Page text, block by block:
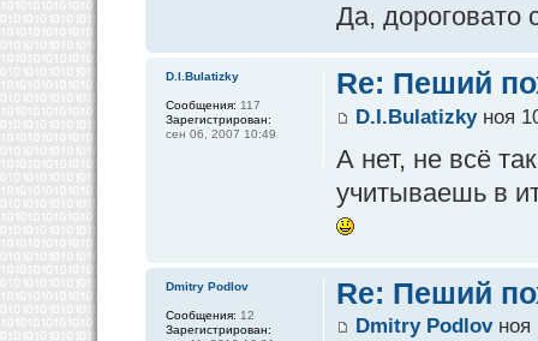
Да, дороговато
Re: Пеший
D.I.Bulatizkyноя
А нет, не всё
учитываешь в
D.I.Bulatizky
Сообщения: 117
Зарегистрирован:
сен 06, 2007 10:49
Re: Пеший
Dmitry Podlovноя
Dmitry Podlov
Сообщения: 12
Зарегистрирован: